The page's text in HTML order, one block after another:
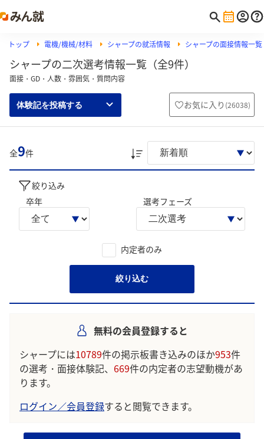
トップ 電機/機械/材料 シャープの就活情報 シャープの面接情報一覧
シャープの二次選考情報一覧（全9件）
面接・GD・人数・雰囲気・質問内容
体験記を投稿する お気に入り (26038)
全9件
絞り込み
卒年
選考フェーズ
内定者のみ
絞り込む
無料の会員登録すると
シャープには10789件の掲示板書き込みのほか953件
の選考・面接体験記、 669件の内定者の志望動機があ
ります。
ログイン／会員登録すると閲覧できます。